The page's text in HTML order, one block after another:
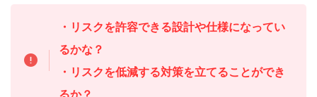
・リスクを許容できる設計や仕様になってい
るかな？
・リスクを低減する対策を立てることができ
るか？